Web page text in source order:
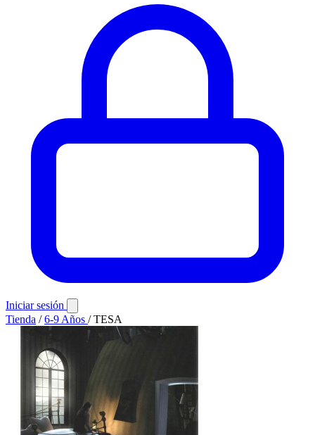
Iniciar sesión
Tienda / 6-9 Años / TESA